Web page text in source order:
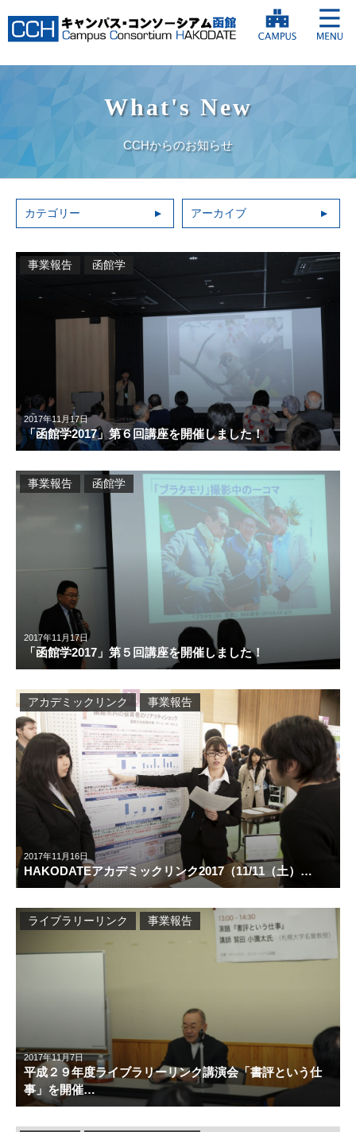
What's New
CCHからのお知らせ
カテゴリー アーカイブ
2017年11月17日
「函館学2017」第６回講座を開催しました！
事業報告 函館学
2017年11月17日
「函館学2017」第５回講座を開催しました！
事業報告 函館学
2017年11月16日
HAKODATEアカデミックリンク2017（11/11（土）…
アカデミックリンク 事業報告
2017年11月7日
平成２９年度ライブラリーリンク講演会「書評という仕
事」を開催…
ライブラリーリンク 事業報告